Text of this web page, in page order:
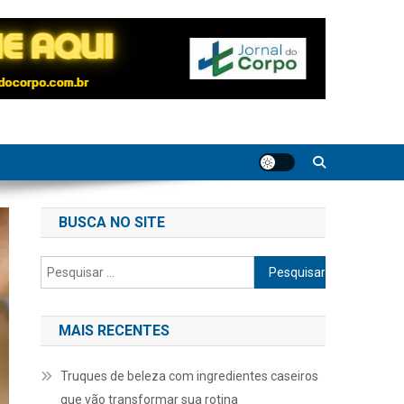
BUSCA NO SITE
Pesquisar
por:
MAIS RECENTES
Truques de beleza com ingredientes caseiros
que vão transformar sua rotina